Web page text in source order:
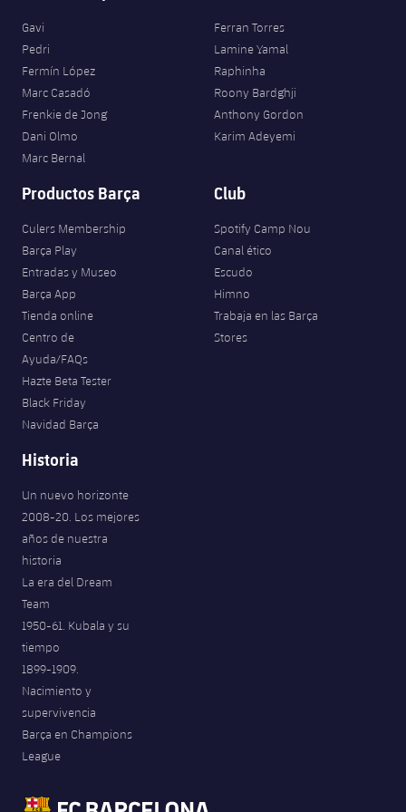
Historia
Palmarés
Infantil
Alevín
Actualidad
Masculino
Baloncesto en silla de ruedas
plusicon
más
Calendario
Resultados
Clasificaciones
Hockey sobre hielo
plusicon
más
Jugadores
Calendario
Resultados
Clasificaciones
plusicon
más
Noticias
Hockey Hierba Masculino
Hockey Hierba Femenino
Patinaje artístico
Actualidad
Escuela de Patinaje
Rugby
plusicon
más
Actualidad
Jugadores
Calendario
Resultados
Voleibol
plusicon
más
Noticias
Voleibol femenino
Apúntate a las amateurs
Carnet de las Secciones Amateurs
PLUSICON
MÁS
League of Legends
VALORANT Game Changers
eFootball
Gavi
Pedri
Fermín López
Marc Casadó
Frenkie de Jong
Dani Olmo
Marc Bernal
Ferran Torres
Lamine Yamal
Raphinha
Roony Bardghji
Anthony Gordon
Karim Adeyemi
Productos Barça
Culers Membership
Barça Play
Entradas y Museo
Barça App
Tienda online
Centro de
Ayuda/FAQs
Hazte Beta Tester
Black Friday
Navidad Barça
Club
Spotify Camp Nou
Canal ético
Escudo
Himno
Trabaja en las Barça
Stores
Historia
Un nuevo horizonte
2008-20. Los mejores
años de nuestra
historia
La era del Dream
Team
1950-61. Kubala y su
tiempo
1899-1909.
Nacimiento y
supervivencia
Barça en Champions
League